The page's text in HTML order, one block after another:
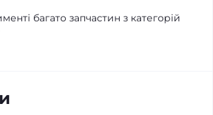
багато запчастин з категорій